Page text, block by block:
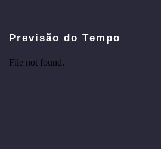
Previsão do Tempo